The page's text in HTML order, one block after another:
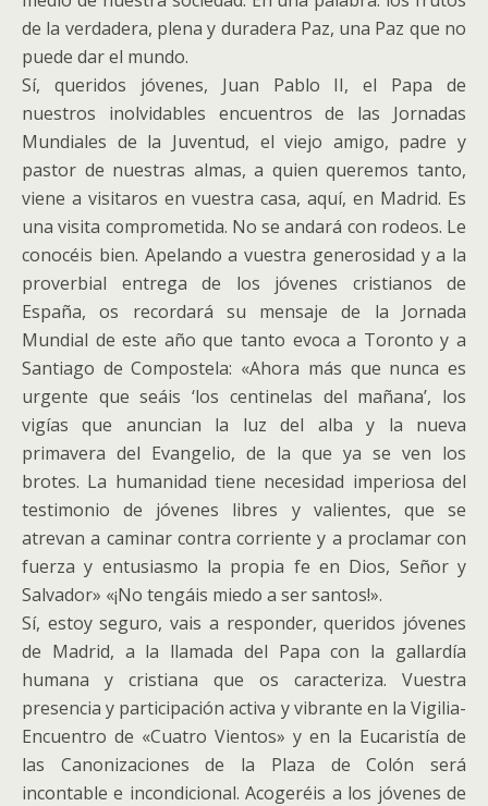
de la verdadera, plena y duradera Paz, una Paz que no
puede dar el mundo.
Sí, queridos jóvenes, Juan Pablo II, el Papa de
nuestros inolvidables encuentros de las Jornadas
Mundiales de la Juventud, el viejo amigo, padre y
pastor de nuestras almas, a quien queremos tanto,
viene a visitaros en vuestra casa, aquí, en Madrid. Es
una visita comprometida. No se andará con rodeos. Le
conocéis bien. Apelando a vuestra generosidad y a la
proverbial entrega de los jóvenes cristianos de
España, os recordará su mensaje de la Jornada
Mundial de este año que tanto evoca a Toronto y a
Santiago de Compostela: «Ahora más que nunca es
urgente que seáis ‘los centinelas del mañana’, los
vigías que anuncian la luz del alba y la nueva
primavera del Evangelio, de la que ya se ven los
brotes. La humanidad tiene necesidad imperiosa del
testimonio de jóvenes libres y valientes, que se
atrevan a caminar contra corriente y a proclamar con
fuerza y entusiasmo la propia fe en Dios, Señor y
Salvador» «¡No tengáis miedo a ser santos!».
Sí, estoy seguro, vais a responder, queridos jóvenes
de Madrid, a la llamada del Papa con la gallardía
humana y cristiana que os caracteriza. Vuestra
presencia y participación activa y vibrante en la Vigilia-
Encuentro de «Cuatro Vientos» y en la Eucaristía de
las Canonizaciones de la Plaza de Colón será
incontable e incondicional. Acogeréis a los jóvenes de